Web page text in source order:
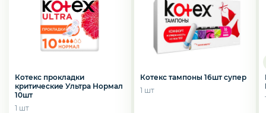
Котекс прокладки
критические Ультра Нормал
10шт
1 шт
Котекс тампоны 16шт супер
1 шт